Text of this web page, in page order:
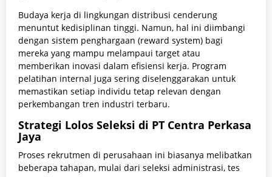
Budaya kerja di lingkungan distribusi cenderung
menuntut kedisiplinan tinggi. Namun, hal ini diimbangi
dengan sistem penghargaan (reward system) bagi
mereka yang mampu melampaui target atau
memberikan inovasi dalam efisiensi kerja. Program
pelatihan internal juga sering diselenggarakan untuk
memastikan setiap individu tetap relevan dengan
perkembangan tren industri terbaru.
Strategi Lolos Seleksi di PT Centra Perkasa
Jaya
Proses rekrutmen di perusahaan ini biasanya melibatkan
beberapa tahapan, mulai dari seleksi administrasi, tes